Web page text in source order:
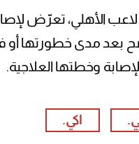
لاعب الأهلي، تعرّض
بعد مدى خطورتها أو
وخطتها العلاجية.
اكي.